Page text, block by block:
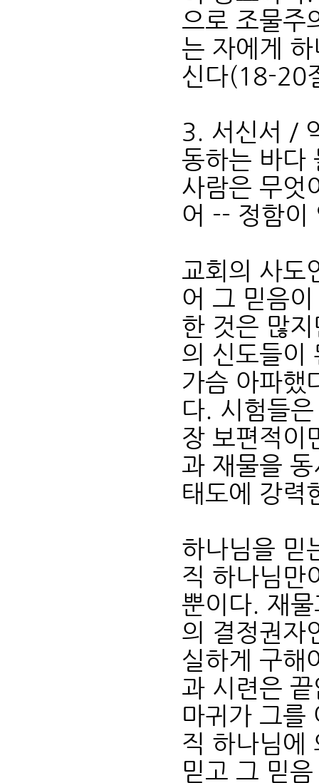
으로 조물주
는 자에게
신다(18-20
3. 서신서 /
동하는 바다
사람은 무엇
어 -- 정함이
교회의 사도
어 그 믿음
한 것은 많
의 신도들이
가슴 아파했
다. 시험들
장 보편적이
과 재물을
태도에 강력
하나님을 믿
직 하나님만
뿐이다. 재
의 결정권자
실하게 구해
과 시련은
마귀가 그를
직 하나님에
믿고 그 믿